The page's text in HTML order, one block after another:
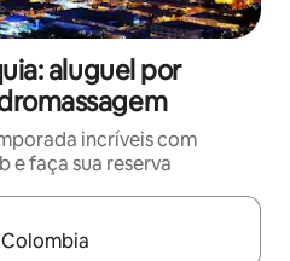
aluguel por
incríveis com
e faça sua reserva
disponíveis, explore-os